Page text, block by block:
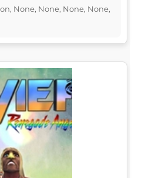
None, None, None, None,